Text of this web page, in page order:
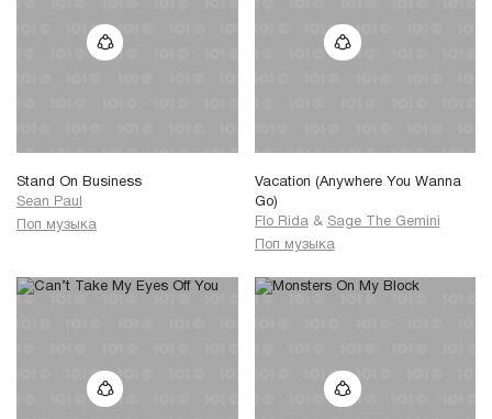
Stand On Business
Sean Paul
Поп музыка
Vacation (Anywhere You Wanna
Go)
Flo Rida & Sage The Gemini
Поп музыка